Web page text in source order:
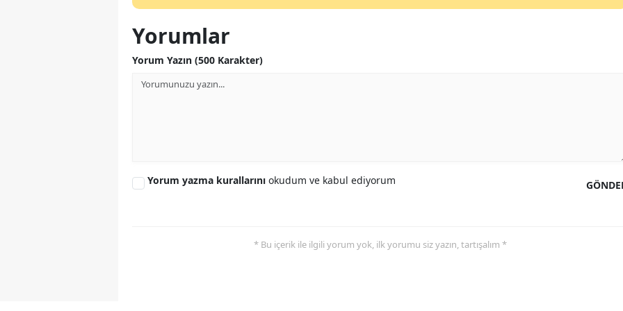
Yorumlar
Yorum Yazın (500 Karakter)
Yorum yazma kurallarını okudum ve kabul ediyorum
* Bu içerik ile ilgili yorum yok, ilk yorumu siz yazın, tartışalım *